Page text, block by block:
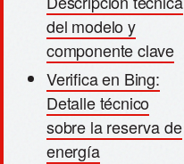
del modelo y
componente clave
Verifica en Bing:
Detalle técnico
sobre la reserva de
energía